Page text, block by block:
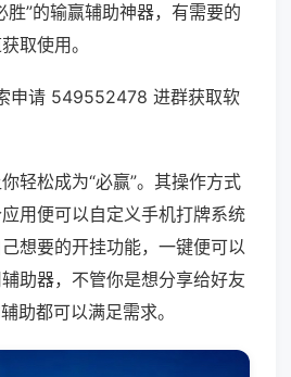
胜”的输赢辅助神器，有需要的
取使用。
申请 549552478 进群获取软
轻松成为“必赢”。其操作方式
用便可以自定义手机打牌系统
想要的开挂功能，一键便可以
助器，不管你是想分享给好友
助都可以满足需求。